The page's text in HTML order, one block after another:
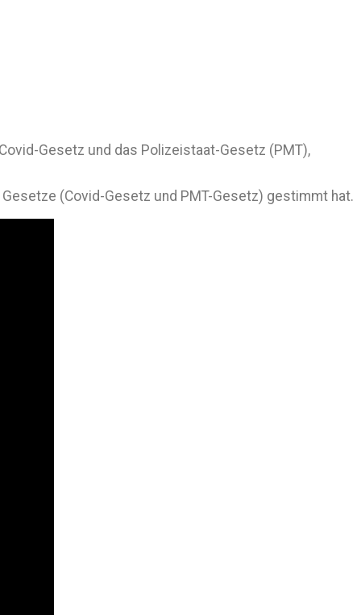
Gesetz und das Polizeistaat-Gesetz (PMT),
(Covid-Gesetz und PMT-Gesetz) gestimmt hat.